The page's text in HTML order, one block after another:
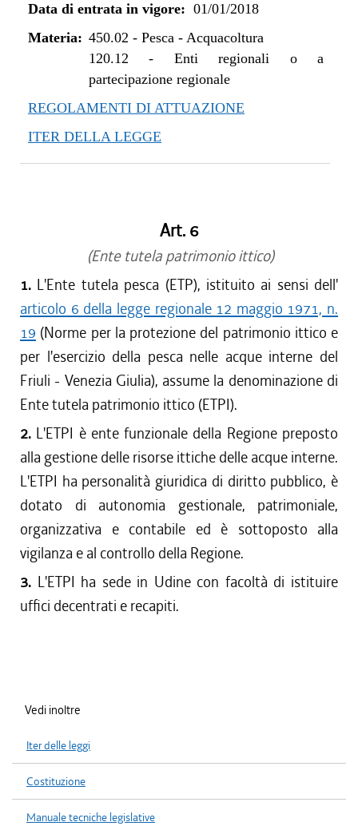
dal 08/11/2018 al 31/12/2018
dal 29/03/2018 al 07/11/2018
dal 01/01/2018 al 28/03/2018
Data di entrata in vigore: 01/01/2018
Materia: 450.02 - Pesca - Acquacoltura
120.12 - Enti regionali o a
partecipazione regionale
REGOLAMENTI DI ATTUAZIONE
ITER DELLA LEGGE
Art. 6
(Ente tutela patrimonio ittico)
1. L'Ente tutela pesca (ETP), istituito ai sensi dell'
articolo 6 della legge regionale 12 maggio 1971, n.
19 (Norme per la protezione del patrimonio ittico e
per l'esercizio della pesca nelle acque interne del
Friuli - Venezia Giulia), assume la denominazione di
Ente tutela patrimonio ittico (ETPI).
2. L'ETPI è ente funzionale della Regione preposto
alla gestione delle risorse ittiche delle acque interne.
L'ETPI ha personalità giuridica di diritto pubblico, è
dotato di autonomia gestionale, patrimoniale,
organizzativa e contabile ed è sottoposto alla
vigilanza e al controllo della Regione.
3. L'ETPI ha sede in Udine con facoltà di istituire
uffici decentrati e recapiti.
Vedi inoltre
Iter delle leggi
Costituzione
Manuale tecniche legislative